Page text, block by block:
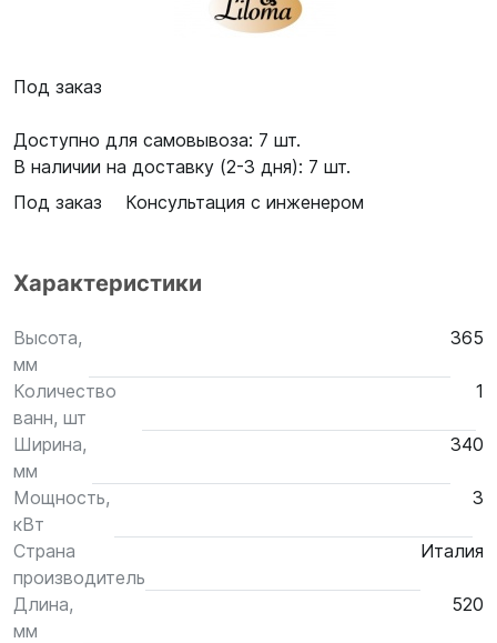
Под заказ
Доступно для самовывоза: 7 шт.
В наличии на доставку (2-3 дня): 7 шт.
Под заказ
Консультация с инженером
Характеристики
Высота,
мм
365
Количество
ванн, шт
1
Ширина,
мм
340
Мощность,
кВт
3
Страна
производитель
Италия
Длина,
мм
520